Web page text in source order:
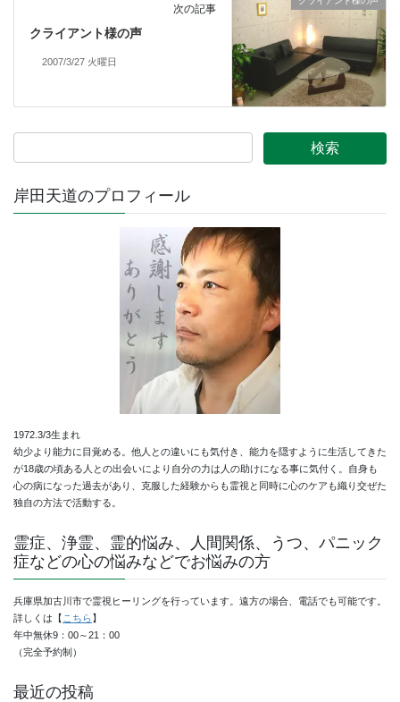
次の記事
クライアント様の声
2007/3/27 火曜日
岸田天道のプロフィール
1972.3/3生まれ
幼少より能力に目覚める。他人との違いにも気付き、能力を隠すように生活してきた
が18歳の頃ある人との出会いにより自分の力は人の助けになる事に気付く。自身も
心の病になった過去があり、克服した経験からも霊視と同時に心のケアも織り交ぜた
独自の方法で活動する。
霊症、浄霊、霊的悩み、人間関係、うつ、パニック
症などの心の悩みなどでお悩みの方
兵庫県加古川市で霊視ヒーリングを行っています。遠方の場合、電話でも可能です。
詳しくは【 こちら】
年中無休9：00～21：00
（完全予約制）
最近の投稿